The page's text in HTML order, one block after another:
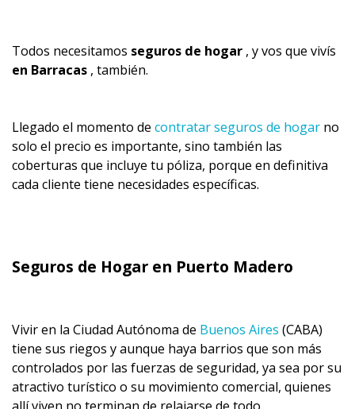
Todos necesitamos seguros de hogar , y vos que vivís
en Barracas , también.
Llegado el momento de contratar seguros de hogar no
solo el precio es importante, sino también las
coberturas que incluye tu póliza, porque en definitiva
cada cliente tiene necesidades específicas.
Seguros de Hogar en Puerto Madero
Vivir en la Ciudad Autónoma de Buenos Aires (CABA)
tiene sus riegos y aunque haya barrios que son más
controlados por las fuerzas de seguridad, ya sea por su
atractivo turístico o su movimiento comercial, quienes